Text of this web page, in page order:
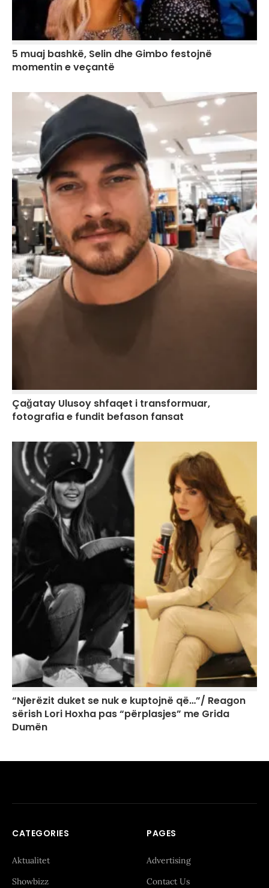
5 muaj bashkë, Selin dhe Gimbo festojnë
momentin e veçantë
Çağatay Ulusoy shfaqet i transformuar,
fotografia e fundit befason fansat
“Njerëzit duket se nuk e kuptojnë që…”/ Reagon
sërish Lori Hoxha pas “përplasjes” me Grida
Dumën
CATEGORIES
Aktualitet
Showbizz
PAGES
Advertising
Contact Us